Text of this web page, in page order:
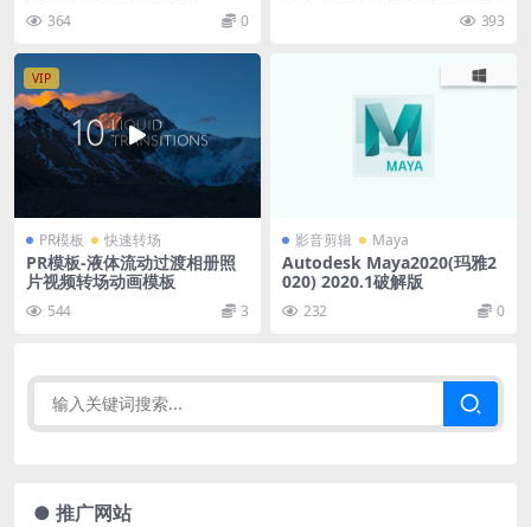
364 0 393
VIP
PR模板 快速转场
PR模板-液体流动过渡相册照
片视频转场动画模板
544 3
影音剪辑 Maya
Autodesk Maya2020(玛雅2
020) 2020.1破解版
232 0
● 推广网站